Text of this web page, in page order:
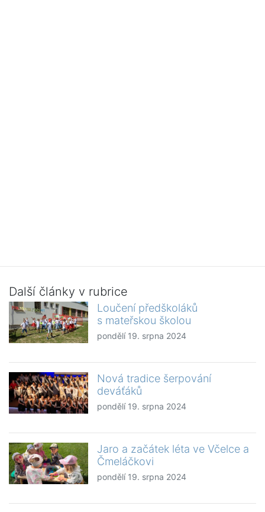
Další články v rubrice
Loučení předškoláků
s mateřskou školou
pondělí 19. srpna 2024
Nová tradice šerpování
deváťáků
pondělí 19. srpna 2024
Jaro a začátek léta ve Včelce a
Čmeláčkovi
pondělí 19. srpna 2024